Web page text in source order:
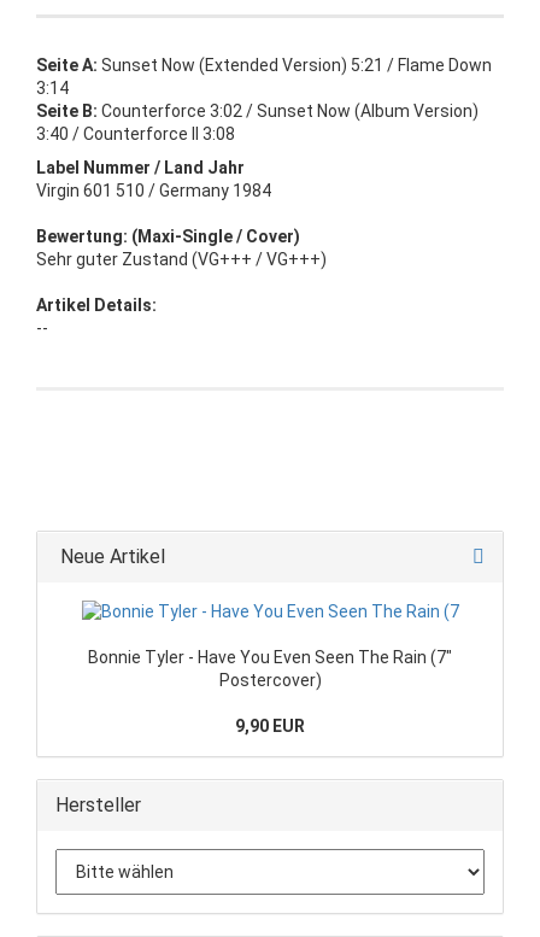
Seite A: Sunset Now (Extended Version) 5:21 / Flame Down
3:14
Seite B: Counterforce 3:02 / Sunset Now (Album Version)
3:40 / Counterforce II 3:08
Label Nummer / Land Jahr
Virgin 601 510 / Germany 1984
Bewertung: (Maxi-Single / Cover)
Sehr guter Zustand (VG+++ / VG+++)
Artikel Details:
--
Neue Artikel
Bonnie Tyler - Have You Even Seen The Rain (7"
Postercover)
9,90 EUR
Hersteller